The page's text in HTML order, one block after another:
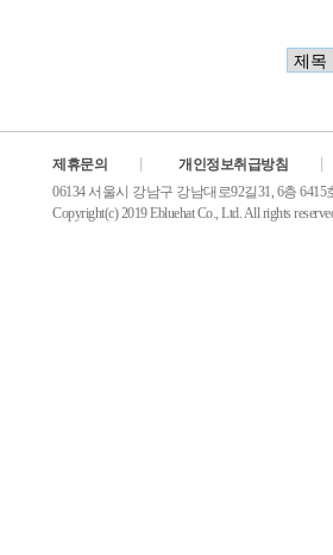
제휴문의
개인정보취급방침
06134 서울시 강남구 강남대로92길31, 6층 6415
Copyright(c) 2019 Ebluehat Co., Ltd. All rights